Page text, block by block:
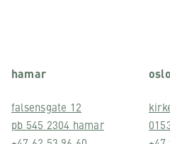
hamar
falsensgate 12
pb 545 2304 hamar
oslo